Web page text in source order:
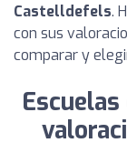
Castelldefels.
con sus
comparar y